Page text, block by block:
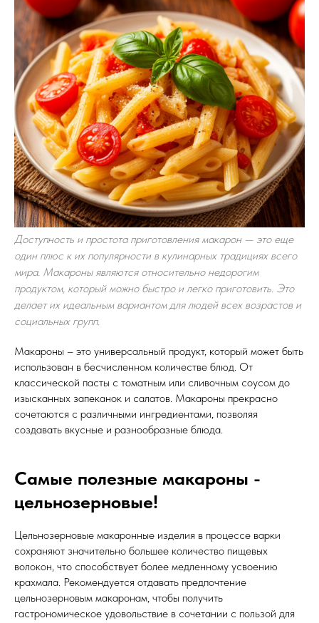
Доступность и простота приготовления макарон — это еще
один плюс к их популярности в кулинарных традициях всего
мира. Макароны являются относительно недорогим
продуктом, который можно быстро и легко приготовить. Это
делает их идеальным вариантом для людей всех возрастов и
социальных групп.
Макароны – это универсальный продукт, который может быть
использован в бесчисленном количестве блюд. От
классической пасты с томатным или сливочным соусом до
изысканных запеканок и салатов. Макароны прекрасно
сочетаются с различными ингредиентами, позволяя
создавать вкусные и разнообразные блюда.
Самые полезные макароны -
цельнозерновые!
Цельнозерновые макаронные изделия в процессе варки
сохраняют значительно большее количество пищевых
волокон, что способствует более медленному усвоению
крахмала. Рекомендуется отдавать предпочтение
цельнозерновым макаронам, чтобы получить
гастрономическое удовольствие в сочетании с пользой для